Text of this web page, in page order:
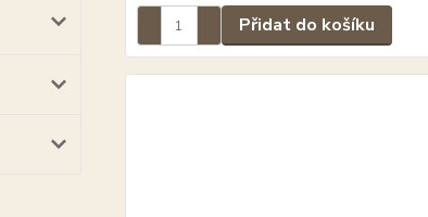
Přidat do košíku